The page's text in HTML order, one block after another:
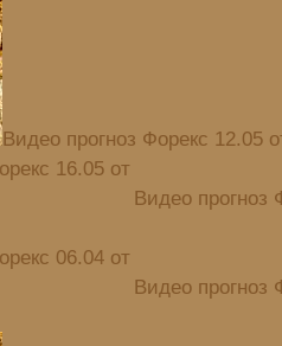
Видео прогноз Форекс 12.05
Видео прогноз
Видео прогноз